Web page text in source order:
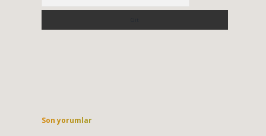
Son yorumlar